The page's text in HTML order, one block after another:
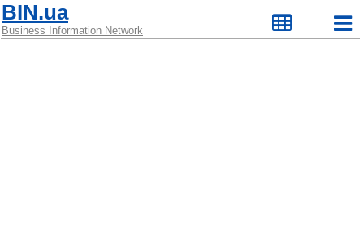
BIN.ua
Business Information Network